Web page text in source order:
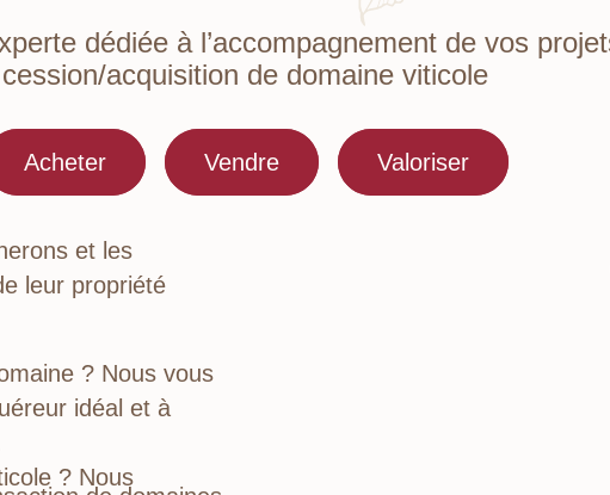
dédiée à l’accompagnement de vos
cession/acquisition de domaine viticole
Acheter Vendre Valoriser
et les
leur propriété
? Nous vous
idéal et à
? Nous